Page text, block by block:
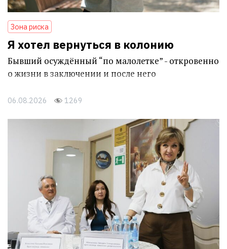
Зона риска
Я хотел вернуться в колонию
Бывший осуждённый “по малолетке” - откровенно
о жизни в заключении и после него
06.08.2026 1269